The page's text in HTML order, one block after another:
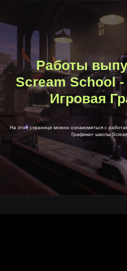
Работы
Scream School
Игровая
На этой странице можно ознакомиться с
Графика» школы